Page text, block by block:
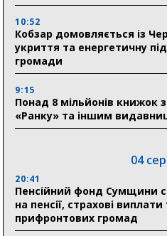
10:52
Кобзар домовляється із
укриття та енергетичну
громади
9:15
Понад 8 мільйонів книжок
«Ранку» та іншим
04
20:41
Пенсійний фонд Сумщини
на пенсії, страхові
прифронтових громад